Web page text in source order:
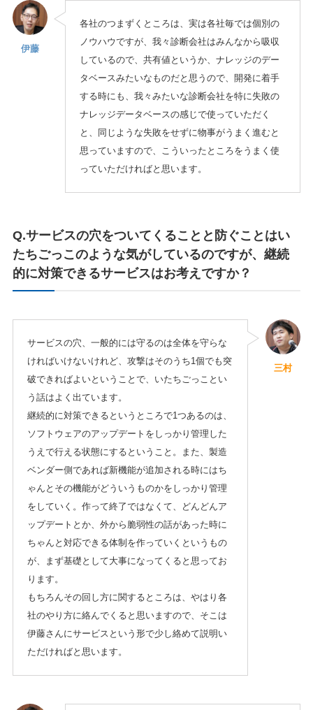
伊藤
各社のつまずくところは、実は各社毎では個別の
ノウハウですが、我々診断会社はみんなから吸収
しているので、共有値というか、ナレッジのデー
タベースみたいなものだと思うので、開発に着手
する時にも、我々みたいな診断会社を特に失敗の
ナレッジデータベースの感じで使っていただく
と、同じような失敗をせずに物事がうまく進むと
思っていますので、こういったところをうまく使
っていただければと思います。
Q.サービスの穴をついてくることと防ぐことはい
たちごっこのような気がしているのですが、継続
的に対策できるサービスはお考えですか？
サービスの穴、一般的には守るのは全体を守らな
ければいけないけれど、攻撃はそのうち1個でも突
破できればよいということで、いたちごっことい
う話はよく出ています。
継続的に対策できるというところで1つあるのは、
ソフトウェアのアップデートをしっかり管理した
うえで行える状態にするということ。また、製造
ベンダー側であれば新機能が追加される時にはち
ゃんとその機能がどういうものかをしっかり管理
をしていく。作って終了ではなくて、どんどんア
ップデートとか、外から脆弱性の話があった時に
ちゃんと対応できる体制を作っていくというもの
が、まず基礎として大事になってくると思ってお
ります。
もちろんその回し方に関するところは、やはり各
社のやり方に絡んでくると思いますので、そこは
伊藤さんにサービスという形で少し絡めて説明い
ただければと思います。
三村